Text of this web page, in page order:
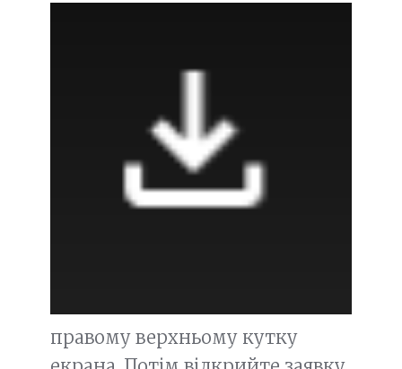
правому верхньому кутку